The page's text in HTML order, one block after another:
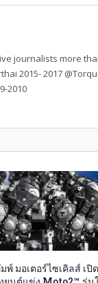
journalists more
2015- 2017
2010
พ์ มอเตอร์ไซเคิลส์ เปิ